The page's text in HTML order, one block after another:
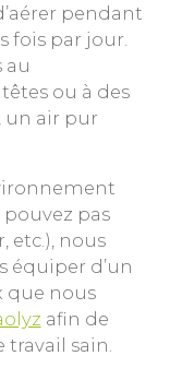
pendant
fois par jour.
au
ou à des
un air pur
pas
etc.), nous
équiper d’un
que nous
afin de
sain.